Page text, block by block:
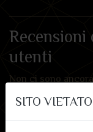
utenti
Non ci sono
SITO